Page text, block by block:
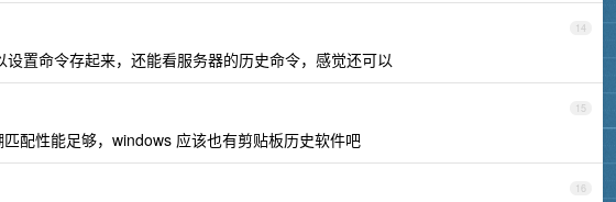
14
置命令存起来，还能看服务器的历史命令，感觉还可以
15
配性能足够，windows 应该也有剪贴板历史软件吧
16